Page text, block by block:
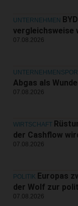
UNTERNEHMEN
vergleichsweise
07.08.2026
Abgas als
07.08.2026
WIRTSCHAFT
der Cashflow
07.08.2026
POLITIK Europas
der Wolf zur
07.08.2026